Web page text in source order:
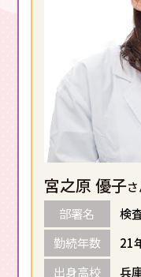
宮之原 優子
部署名
検
勤続年数
21
出身高校
兵